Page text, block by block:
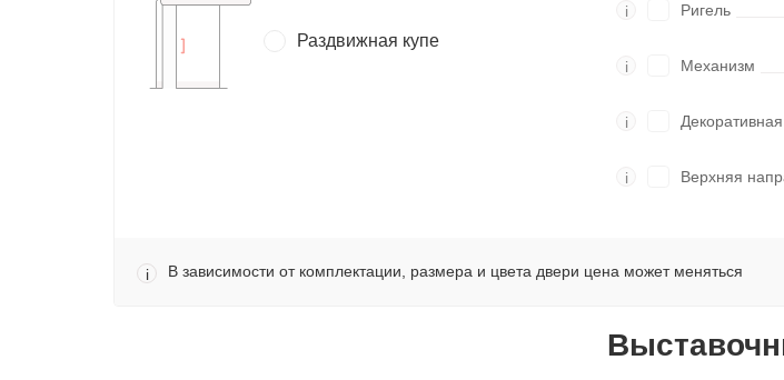
Раздвижная купе
i Ригель
i Механизм
i
i Верхняя
i В зависимости от комплектации, размера и цвета двери цена может меняться